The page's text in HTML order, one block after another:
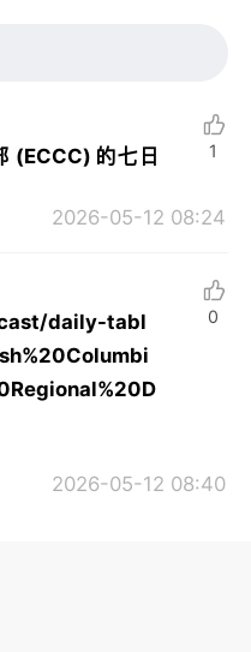
(ECCC) 的七日
2026-05-12 08:24
1
daily-tabl
2026-05-12 08:40
0